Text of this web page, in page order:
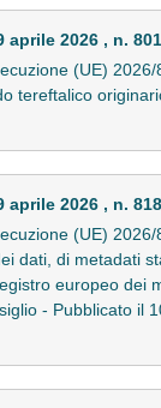
aprile 2026 , n. 801
(UE)
tereftalico
aprile 2026 , n. 818
(UE)
dati, di metadati
europeo dei
- Pubblicato il